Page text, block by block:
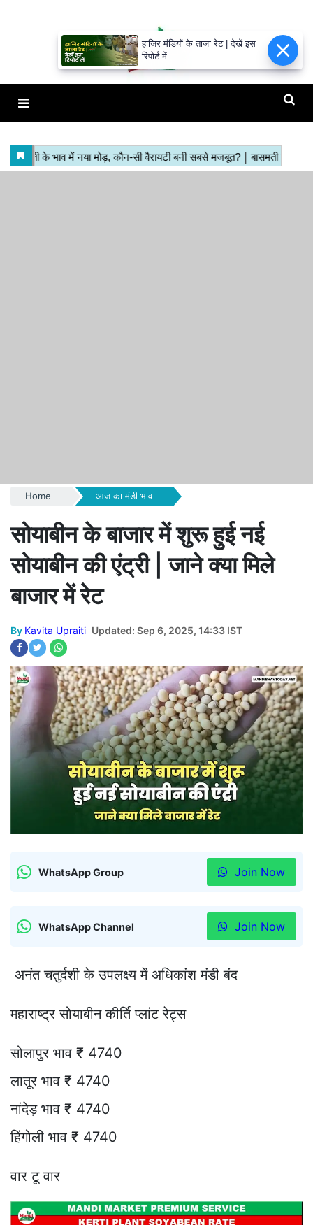
Home आज का मंडी भाव
सोयाबीन के बाजार में शुरू हुई नई
सोयाबीन की एंट्री | जाने क्या मिले
बाजार में रेट
By Kavita Upraiti Updated: Sep 6, 2025, 14:33 IST
WhatsApp Group Join Now
WhatsApp Channel Join Now
अनंत चतुर्दशी के उपलक्ष्य में अधिकांश मंडी बंद
महाराष्ट्र सोयाबीन कीर्ति प्लांट रेट्स
सोलापुर भाव ₹ 4740
लातूर भाव ₹ 4740
नांदेड़ भाव ₹ 4740
हिंगोली भाव ₹ 4740
वार टू वार
हाजिर मंडियों के ताजा रेट | देखें इस
रिपोर्ट में